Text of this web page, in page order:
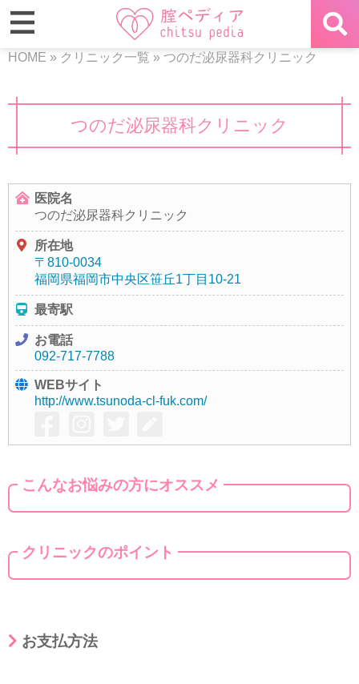
HOME » クリニック一覧 » つのだ泌尿器科クリニック
つのだ泌尿器科クリニック
医院名
つのだ泌尿器科クリニック
所在地
〒810-0034
福岡県福岡市中央区笹丘1丁目10-21
最寄駅
お電話
092-717-7788
WEBサイト
http://www.tsunoda-cl-fuk.com/
こんなお悩みの方にオススメ
クリニックのポイント
お支払方法